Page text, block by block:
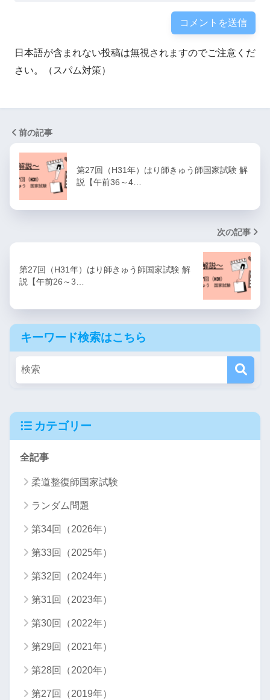
日本語が含まれない投稿は無視されますのでご注意くだ
さい。（スパム対策）
前の記事
第27回（H31年）はり師きゅう師国家試験 解
説【午前36～4…
次の記事
第27回（H31年）はり師きゅう師国家試験 解
説【午前26～3…
キーワード検索はこちら
カテゴリー
全記事
柔道整復師国家試験
ランダム問題
第34回（2026年）
第33回（2025年）
第32回（2024年）
第31回（2023年）
第30回（2022年）
第29回（2021年）
第28回（2020年）
第27回（2019年）